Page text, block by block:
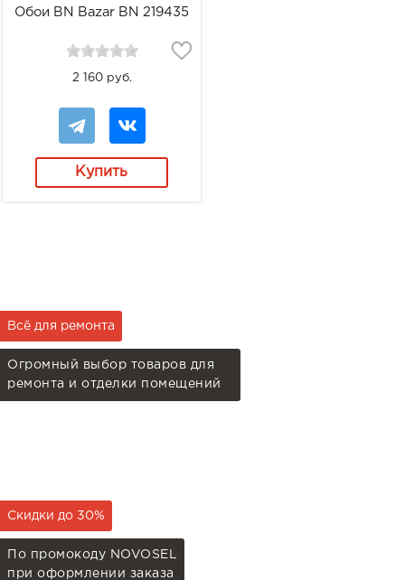
Обои BN Bazar BN 219435
2 160 руб.
Купить
Всё для ремонта
Огромный выбор товаров для
ремонта и отделки помещений
Скидки до 30%
По промокоду NOVOSEL
при оформлении заказа